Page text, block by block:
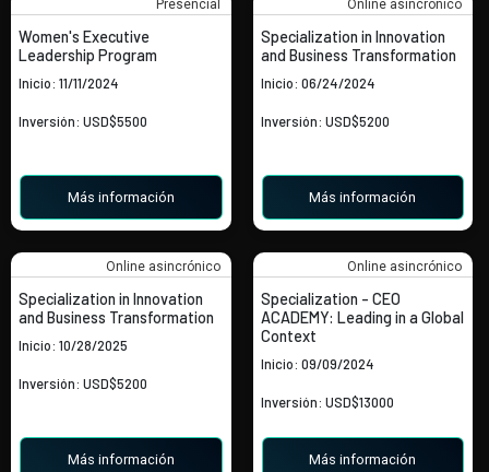
Women's Executive
Leadership Program
Inicio: 11/11/2024
Inversión: USD$5500
Presencial
Más información
Specialization in Innovation
and Business Transformation
Inicio: 06/24/2024
Inversión: USD$5200
Online asincrónico
Más información
Specialization in Innovation
and Business Transformation
Inicio: 10/28/2025
Inversión: USD$5200
Online asincrónico
Más información
Specialization - CEO
ACADEMY: Leading in a Global
Context
Inicio: 09/09/2024
Inversión: USD$13000
Online asincrónico
Más información